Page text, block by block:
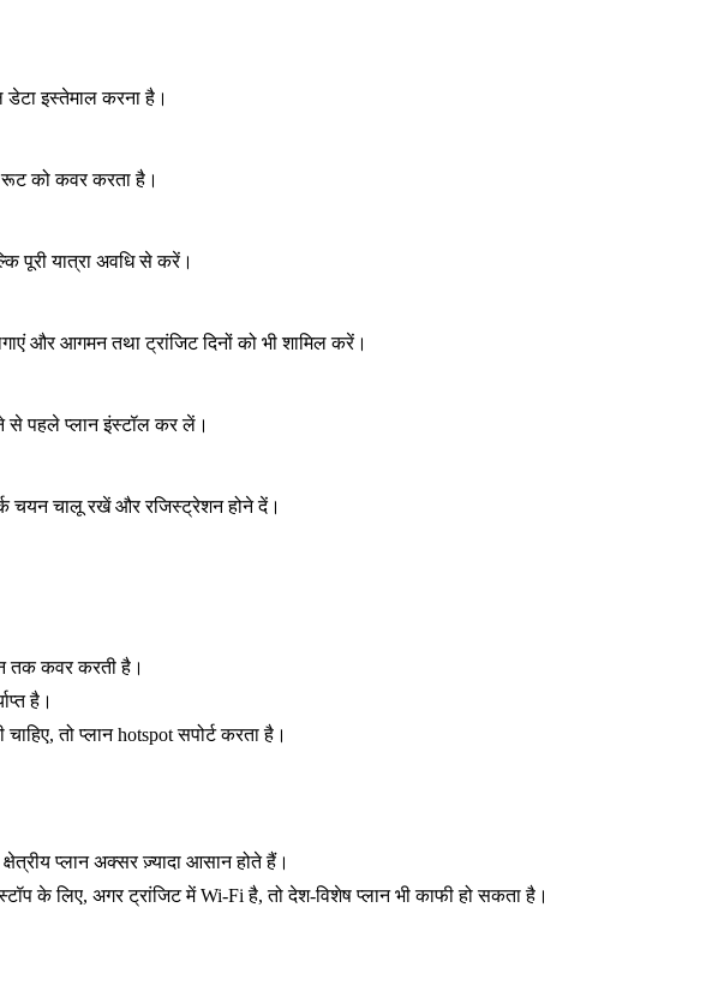
इस्तेमाल करना है।
रूट को कवर करता है।
पूरी यात्रा अवधि से करें।
और आगमन तथा ट्रांजिट दिनों को भी शामिल करें।
से पहले प्लान इंस्टॉल कर लें।
चयन चालू रखें और रजिस्ट्रेशन होने दें।
तक कवर करती है।
है।
तो प्लान hotspot सपोर्ट करता है।
प्लान अक्सर ज़्यादा आसान होते हैं।
के लिए, अगर ट्रांजिट में Wi-Fi है, तो देश-विशेष प्लान भी काफी हो सकता है।